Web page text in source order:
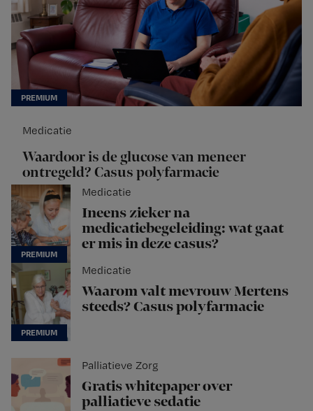
Medicatie
Waardoor is de glucose van meneer
ontregeld? Casus polyfarmacie
Medicatie
Ineens zieker na
medicatiebegeleiding: wat gaat
er mis in deze casus?
Medicatie
Waarom valt mevrouw Mertens
steeds? Casus polyfarmacie
Palliatieve Zorg
Gratis whitepaper over
palliatieve sedatie